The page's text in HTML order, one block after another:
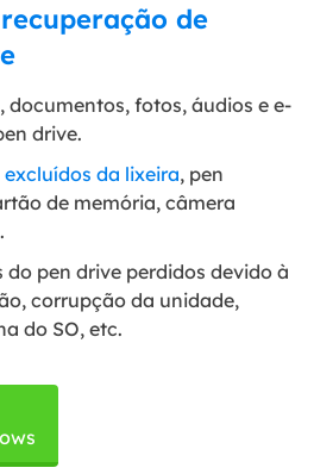
recuperação de
documentos, fotos, áudios e e-
drive.
da lixeira, pen
de memória, câmera
do pen drive perdidos devido à
corrupção da unidade,
do SO, etc.